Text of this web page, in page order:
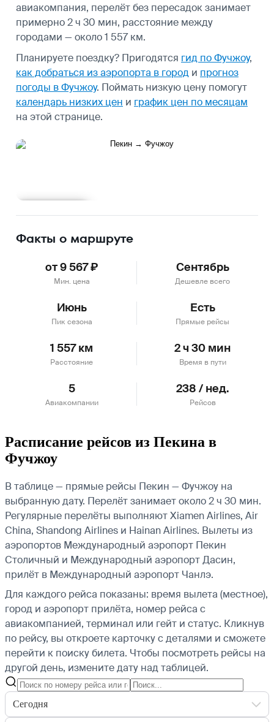
авиакомпания, перелёт без пересадок занимает
примерно 2 ч 30 мин, расстояние между
городами — около 1 557 км.
Планируете поездку? Пригодятся гид по Фучжоу,
как добраться из аэропорта в город и прогноз
погоды в Фучжоу. Поймать низкую цену помогут
календарь низких цен и график цен по месяцам
на этой странице.
Факты о маршруте
от 9 567 ₽
Мин. цена
Сентябрь
Дешевле всего
Июнь
Пик сезона
Есть
Прямые рейсы
1 557 км
Расстояние
2 ч 30 мин
Время в пути
5
Авиакомпании
238 / нед.
Рейсов
Расписание рейсов из Пекина в
Фучжоу
В таблице — прямые рейсы Пекин — Фучжоу на
выбранную дату. Перелёт занимает около 2 ч 30 мин.
Регулярные перелёты выполняют Xiamen Airlines, Air
China, Shandong Airlines и Hainan Airlines. Вылеты из
аэропортов Международный аэропорт Пекин
Столичный и Международный аэропорт Дасин,
прилёт в Международный аэропорт Чанлэ.
Для каждого рейса показаны: время вылета (местное),
город и аэропорт прилёта, номер рейса с
авиакомпанией, терминал или гейт и статус. Кликнув
по рейсу, вы откроете карточку с деталями и сможете
перейти к поиску билета. Чтобы посмотреть рейсы на
другой день, измените дату над таблицей.
Сегодня